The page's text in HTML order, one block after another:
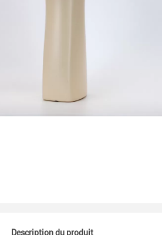
Description du produit